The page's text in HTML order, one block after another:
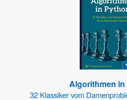
Algorithmen
32 Klassiker vom